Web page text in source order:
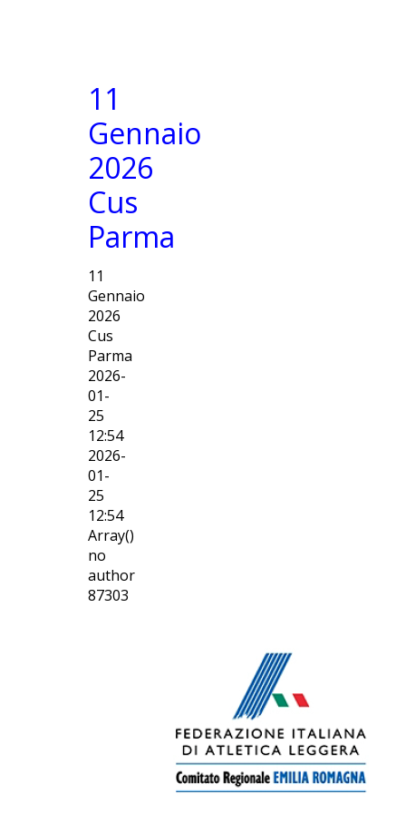
11
Gennaio
2026
Cus
Parma
11
Gennaio
2026
Cus
Parma
2026-
01-
25
12:54
2026-
01-
25
12:54
Array()
no
author
87303